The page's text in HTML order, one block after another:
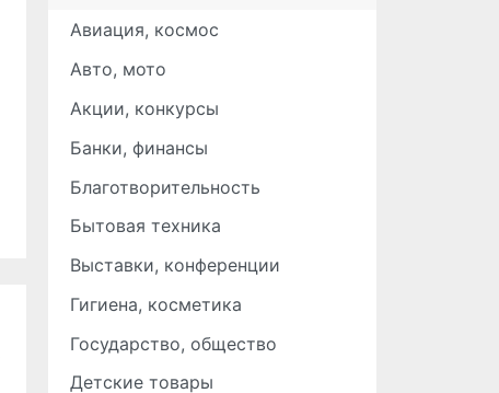
Авиация, космос
Авто, мото
Акции, конкурсы
Банки, финансы
Благотворительность
Бытовая техника
Выставки, конференции
Гигиена, косметика
Государство, общество
Детские товары